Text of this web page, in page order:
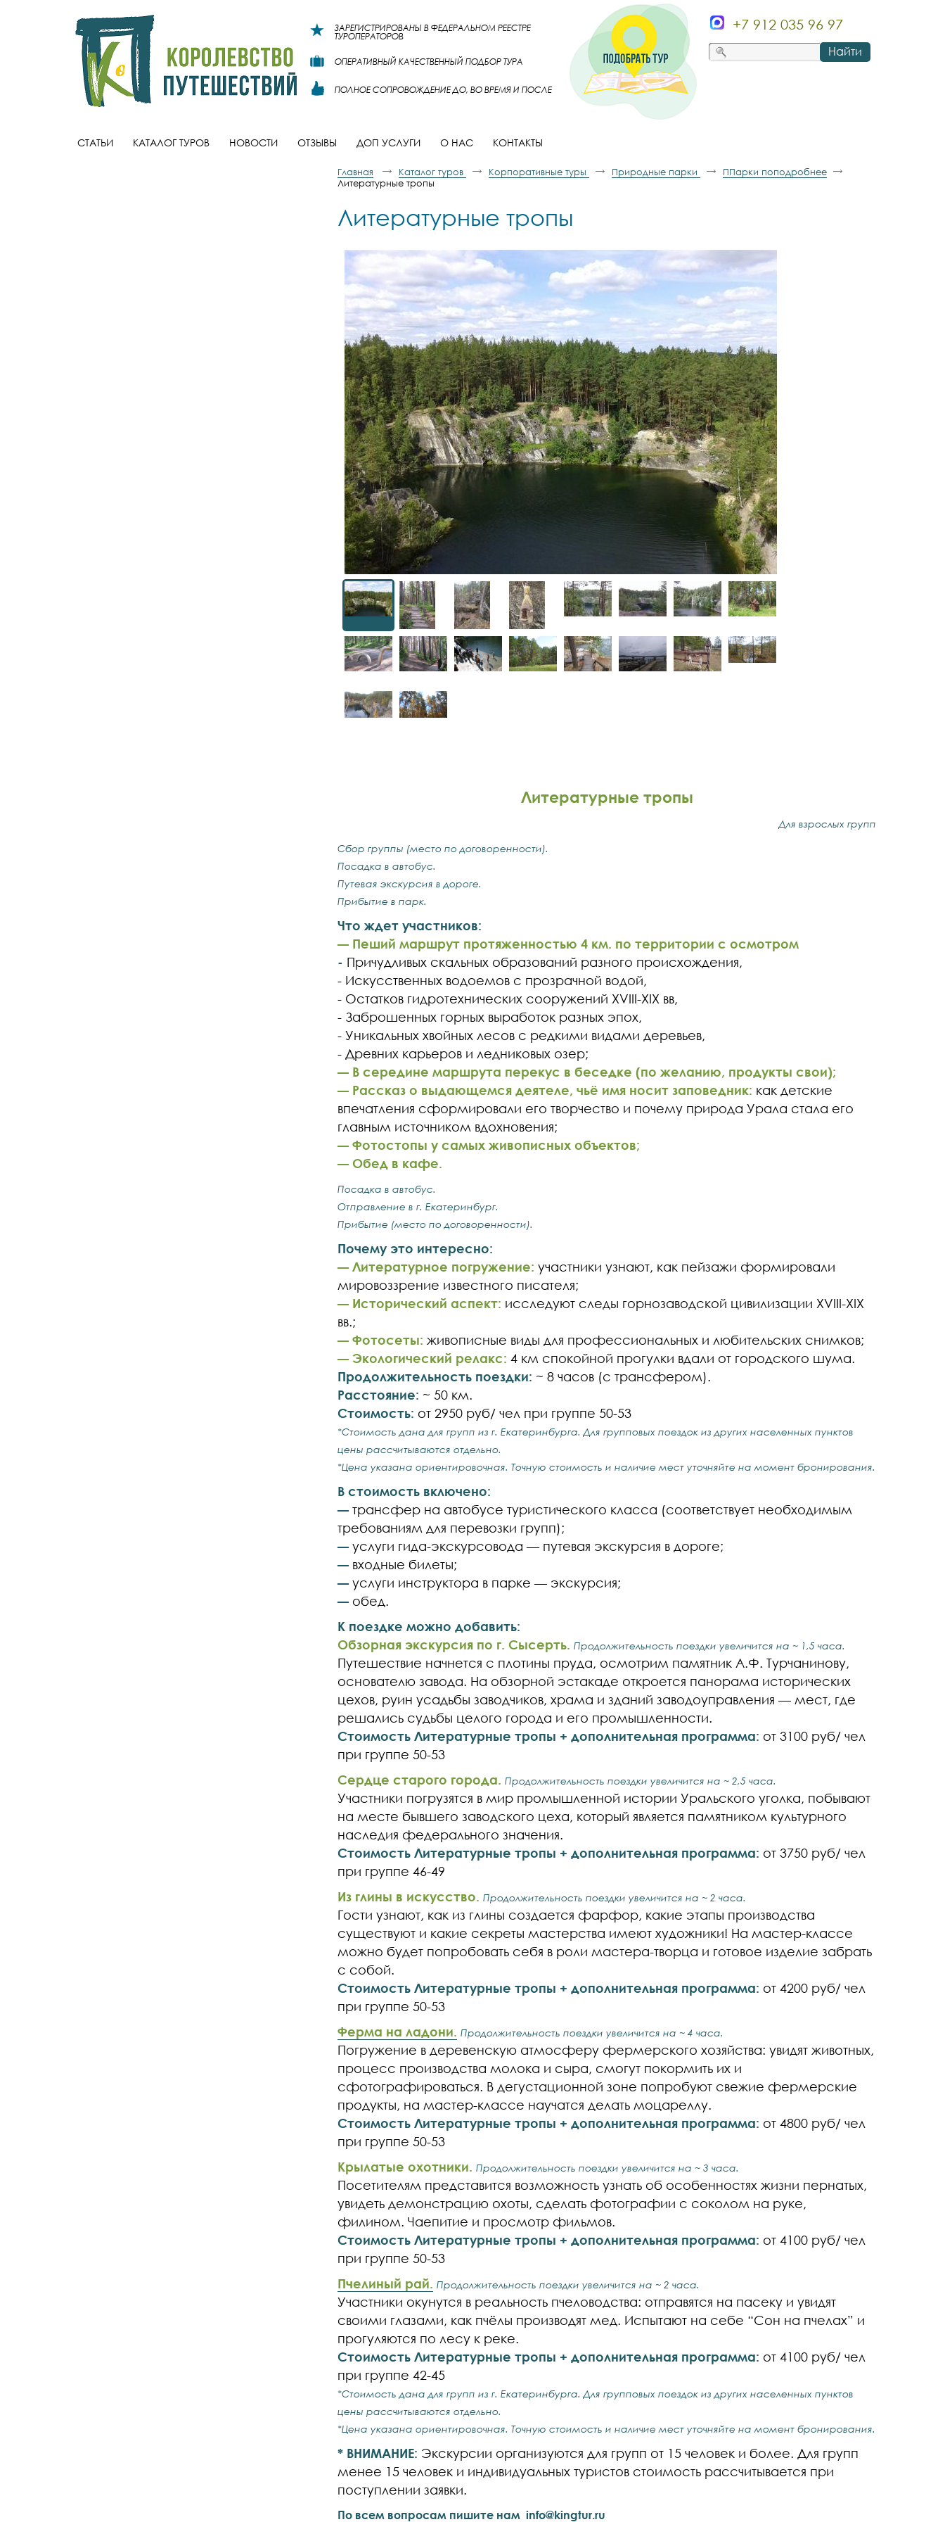
Найти
+7 912 035 96 97
ЗАРЕГИСТРИРОВАНЫ В ФЕДЕРАЛЬНОМ РЕЕСТРЕ
ТУРОПЕРАТОРОВ
ОПЕРАТИВНЫЙ КАЧЕСТВЕННЫЙ ПОДБОР ТУРА
ПОЛНОЕ СОПРОВОЖДЕНИЕ ДО, ВО ВРЕМЯ И ПОСЛЕ
СТАТЬИ КАТАЛОГ ТУРОВ НОВОСТИ ОТЗЫВЫ ДОП УСЛУГИ О НАС КОНТАКТЫ
Главная Каталог туров Корпоративные туры Природные парки
ППарки поподробнее
Литературные тропы
Литературные тропы
Литературные тропы
Для взрослых групп
Сбор группы (место по договоренности).
Посадка в автобус.
Путевая экскурсия в дороге.
Прибытие в парк.
Что ждет участников:
— Пеший маршрут протяженностью 4 км. по территории с осмотром
- Причудливых скальных образований разного происхождения,
- Искусственных водоемов с прозрачной водой,
- Остатков гидротехнических сооружений XVIII-XIX вв,
- Заброшенных горных выработок разных эпох,
- Уникальных хвойных лесов с редкими видами деревьев,
- Древних карьеров и ледниковых озер;
— В середине маршрута перекус в беседке (по желанию, продукты свои);
— Рассказ о выдающемся деятеле, чьё имя носит заповедник: как детские
впечатления сформировали его творчество и почему природа Урала стала его
главным источником вдохновения;
— Фотостопы у самых живописных объектов;
— Обед в кафе.
Посадка в автобус.
Отправление в г. Екатеринбург.
Прибытие (место по договоренности).
Почему это интересно:
— Литературное погружение: участники узнают, как пейзажи формировали
мировоззрение известного писателя;
— Исторический аспект: исследуют следы горнозаводской цивилизации XVIII-XIX
вв.;
— Фотосеты: живописные виды для профессиональных и любительских снимков;
— Экологический релакс: 4 км спокойной прогулки вдали от городского шума.
Продолжительность поездки: ~ 8 часов (с трансфером).
Расстояние: ~ 50 км.
Стоимость: от 2950 руб/ чел при группе 50-53
*Стоимость дана для групп из г. Екатеринбурга. Для групповых поездок из других населенных пунктов
цены рассчитываются отдельно.
*Цена указана ориентировочная. Точную стоимость и наличие мест уточняйте на момент бронирования.
В стоимость включено:
— трансфер на автобусе туристического класса (соответствует необходимым
требованиям для перевозки групп);
— услуги гида-экскурсовода — путевая экскурсия в дороге;
— входные билеты;
— услуги инструктора в парке — экскурсия;
— обед.
К поездке можно добавить:
Обзорная экскурсия по г. Сысерть. Продолжительность поездки увеличится на ~ 1,5 часа.
Путешествие начнется с плотины пруда, осмотрим памятник А.Ф. Турчанинову,
основателю завода. На обзорной эстакаде откроется панорама исторических
цехов, руин усадьбы заводчиков, храма и зданий заводоуправления — мест, где
решались судьбы целого города и его промышленности.
Стоимость Литературные тропы + дополнительная программа: от 3100 руб/ чел
при группе 50-53
Сердце старого города. Продолжительность поездки увеличится на ~ 2,5 часа.
Участники погрузятся в мир промышленной истории Уральского уголка, побывают
на месте бывшего заводского цеха, который является памятником культурного
наследия федерального значения.
Стоимость Литературные тропы + дополнительная программа: от 3750 руб/ чел
при группе 46-49
Из глины в искусство. Продолжительность поездки увеличится на ~ 2 часа.
Гости узнают, как из глины создается фарфор, какие этапы производства
существуют и какие секреты мастерства имеют художники! На мастер-классе
можно будет попробовать себя в роли мастера-творца и готовое изделие забрать
с собой.
Стоимость Литературные тропы + дополнительная программа: от 4200 руб/ чел
при группе 50-53
Ферма на ладони. Продолжительность поездки увеличится на ~ 4 часа.
Погружение в деревенскую атмосферу фермерского хозяйства: увидят животных,
процесс производства молока и сыра, смогут покормить их и
сфотографироваться. В дегустационной зоне попробуют свежие фермерские
продукты, на мастер-классе научатся делать моцареллу.
Стоимость Литературные тропы + дополнительная программа: от 4800 руб/ чел
при группе 50-53
Крылатые охотники. Продолжительность поездки увеличится на ~ 3 часа.
Посетителям представится возможность узнать об особенностях жизни пернатых,
увидеть демонстрацию охоты, сделать фотографии с соколом на руке,
филином. Чаепитие и просмотр фильмов.
Стоимость Литературные тропы + дополнительная программа: от 4100 руб/ чел
при группе 50-53
Пчелиный рай. Продолжительность поездки увеличится на ~ 2 часа.
Участники окунутся в реальность пчеловодства: отправятся на пасеку и увидят
своими глазами, как пчёлы производят мед. Испытают на себе “Сон на пчелах” и
прогуляются по лесу к реке.
Стоимость Литературные тропы + дополнительная программа: от 4100 руб/ чел
при группе 42-45
*Стоимость дана для групп из г. Екатеринбурга. Для групповых поездок из других населенных пунктов
цены рассчитываются отдельно.
*Цена указана ориентировочная. Точную стоимость и наличие мест уточняйте на момент бронирования.
* ВНИМАНИЕ: Экскурсии организуются для групп от 15 человек и более. Для групп
менее 15 человек и индивидуальных туристов стоимость рассчитывается при
поступлении заявки.
По всем вопросам пишите намinfo@kingtur.ru